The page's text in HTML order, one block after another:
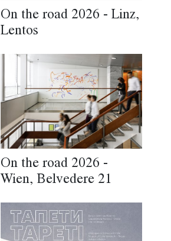
On the road 2026 - Linz,
Lentos
On the road 2026 -
Wien, Belvedere 21